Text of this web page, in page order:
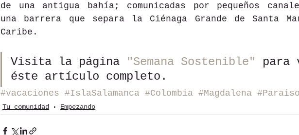
de una antigua bahía; comunicadas por pequeños
una barrera que separa la Ciénaga Grande de Santa
Caribe.
Visita la página "Semana Sostenible"
para
éste artículo completo.
#vacaciones #IslaSalamanca #Colombia #Magdalena
Tu comunidad Empezando